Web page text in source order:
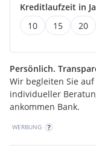
Tel:+43 660 383 15
Der Vermittler ist als
Kreditlaufzeit in
10
15 20
Persönlich.
Wir begleiten Sie
individueller
ankommen Bank.
WERBUNG